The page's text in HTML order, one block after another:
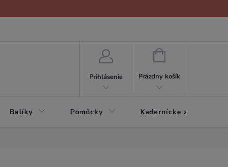
Prihlásenie
NÁKUPNÝ
Prázdny košík
Balíky Pomôcky Kadernícke zariadenie